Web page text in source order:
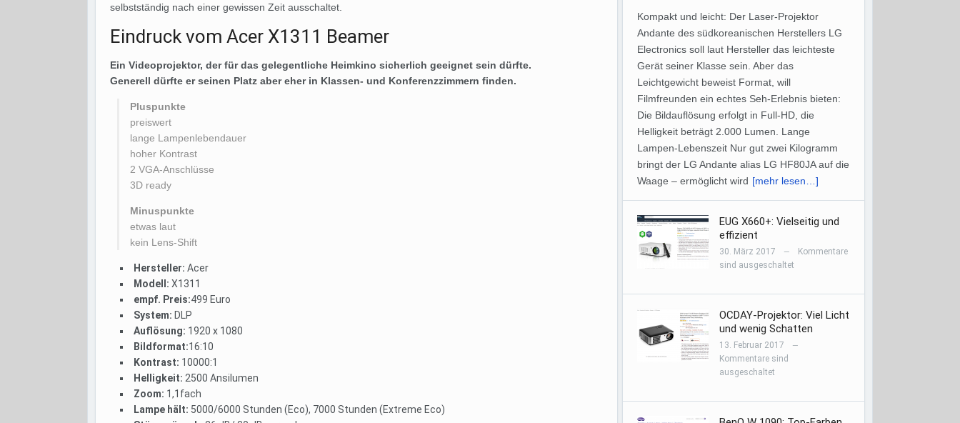
selbstständig nach einer gewissen Zeit ausschaltet.
Eindruck vom Acer X1311 Beamer
Ein Videoprojektor, der für das gelegentliche Heimkino sicherlich geeignet sein dürfte.
Generell dürfte er seinen Platz aber eher in Klassen- und Konferenzzimmern finden.
Pluspunkte
preiswert
lange Lampenlebendauer
hoher Kontrast
2 VGA-Anschlüsse
3D ready
Minuspunkte
etwas laut
kein Lens-Shift
Hersteller: Acer
Modell: X1311
empf. Preis:499 Euro
System: DLP
Auflösung: 1920 x 1080
Bildformat:16:10
Kontrast: 10000:1
Helligkeit: 2500 Ansilumen
Zoom: 1,1fach
Lampe hält: 5000/6000 Stunden (Eco), 7000 Stunden (Extreme Eco)
Kompakt und leicht: Der Laser-Projektor
Andante des südkoreanischen Herstellers LG
Electronics soll laut Hersteller das leichteste
Gerät seiner Klasse sein. Aber das
Leichtgewicht beweist Format, will
Filmfreunden ein echtes Seh-Erlebnis bieten:
Die Bildauflösung erfolgt in Full-HD, die
Helligkeit beträgt 2.000 Lumen. Lange
Lampen-Lebenszeit Nur gut zwei Kilogramm
bringt der LG Andante alias LG HF80JA auf die
Waage – ermöglicht wird [mehr lesen…]
EUG X660+: Vielseitig und
effizient
30. März 2017 —
Kommentare
sind ausgeschaltet
OCDAY-Projektor: Viel Licht
und wenig Schatten
13. Februar 2017 —
Kommentare sind
ausgeschaltet